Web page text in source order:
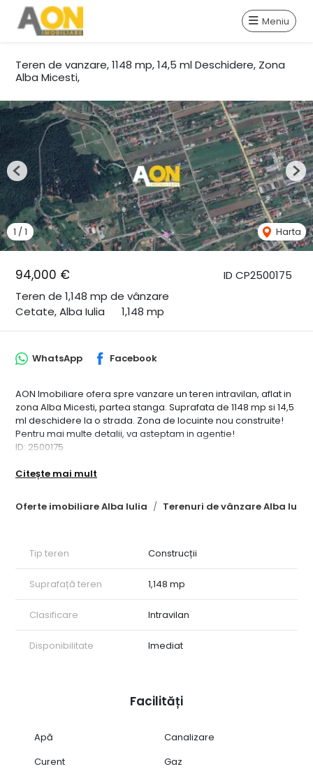
Meniu
Teren de vanzare, 1148 mp, 14,5 ml Deschidere, Zona
Alba Micesti,
ID CP2500175
94,000 €
Teren de 1,148 mp de vânzare
Cetate, Alba Iulia
1,148 mp
1 /1 Harta
Previous
Oferte imobiliare Alba Iulia Terenuri de vânzare Alba Iulia
WhatsApp Facebook
AON Imobiliare ofera spre vanzare un teren intravilan, aflat in
zona Alba Micesti, partea stanga. Suprafata de 1148 mp si 14,5
ml deschidere la o strada. Zona de locuinte nou construite!
Pentru mai multe detalii, va asteptam in agentie!
ID: 2500175
Citește mai mult
Tip teren Construcții
Suprafață teren 1,148 mp
Clasificare Intravilan
Disponibilitate Imediat
Facilități
Apă
Canalizare
Curent
Gaz